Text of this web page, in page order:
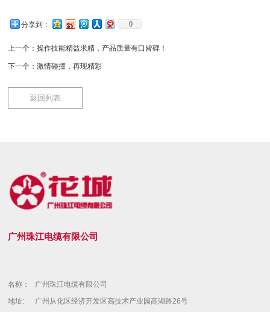
分享到： 0
上一个：操作技能精益求精，产品质量有口皆碑！
下一个：激情碰撞，再现精彩
返回列表
广州珠江电缆有限公司
名称：
广州珠江电缆有限公司
地址:
广州从化区经济开发区高技术产业园高湖路26号